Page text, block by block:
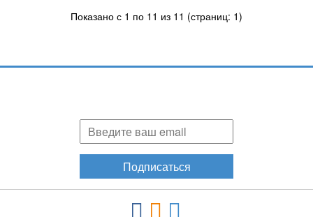
Показано с 1 по 11 из 11 (страниц: 1)
Подписаться